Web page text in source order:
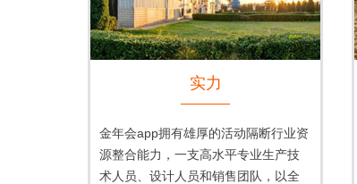
实力
金年会app拥有雄厚的活动隔断行业资
源整合能力，一支高水平专业生产技
术人员、设计人员和销售团队，以全